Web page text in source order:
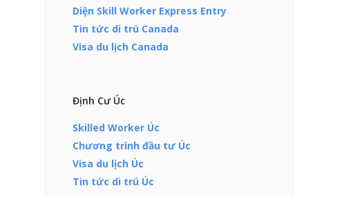
Diện Skill Worker Express Entry
Tin tức di trú Canada
Visa du lịch Canada
Định Cư Úc
Skilled Worker Úc
Chương trình đầu tư Úc
Visa du lịch Úc
Tin tức di trú Úc